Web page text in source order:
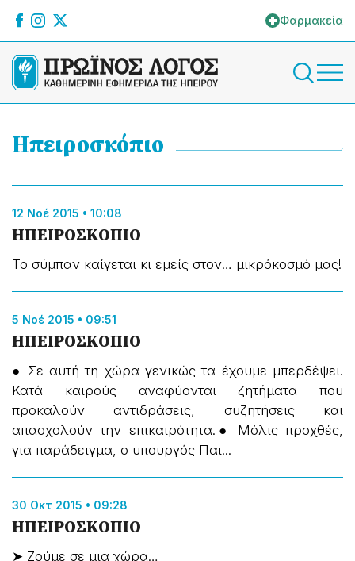
Φαρμακεία
Ηπειροσκόπιο
12 Νοέ 2015 • 10:08
ΗΠΕΙΡΟΣΚΟΠΙΟ
Το σύμπαν καίγεται κι εμείς στον… μικρόκοσμό μας!
5 Νοέ 2015 • 09:51
ΗΠΕΙΡΟΣΚΟΠΙΟ
● Σε αυτή τη χώρα γενικώς τα έχουμε μπερδέψει.
Κατά καιρούς αναφύονται ζητήματα που
προκαλούν αντιδράσεις, συζητήσεις και
απασχολούν την επικαιρότητα.● Μόλις προχθές,
για παράδειγμα, ο υπουργός Παι...
30 Οκτ 2015 • 09:28
ΗΠΕΙΡΟΣΚΟΠΙΟ
➤ Ζούμε σε μια χώρα…